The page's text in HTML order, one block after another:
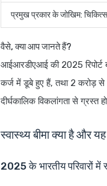
प्रमुख प्रकार के जोखिम:
वैसे, क्या आप जानते हैं?
आईआरडीएआई की 2025 रिपोर्ट
कर्ज में डूबे हुए हैं, तथा 2 करोड़ से
दीर्घकालिक विकलांगता से ग्रस्त
स्वास्थ्य बीमा क्या है और
2025 के भारतीय परिवारों में